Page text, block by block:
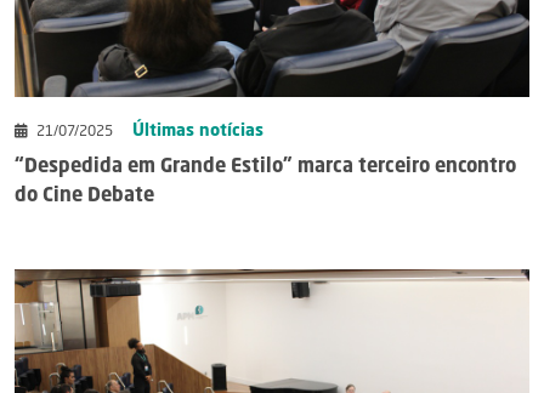
21/07/2025 Últimas notícias
“Despedida em Grande Estilo” marca terceiro encontro
do Cine Debate